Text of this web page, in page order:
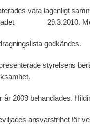
vara lagenligt
29.3.2010.
godkändes.
styrelsens
år 2009 behandlades.
ansvarsfrihet för